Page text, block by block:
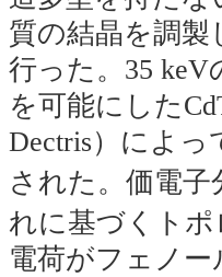
質の結晶を調製
行った。35
を可能にした
Dectris）によ
された。価電
れに基づくト
電荷がフェノ